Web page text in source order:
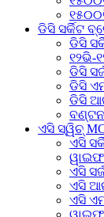
ଡିସି ସର୍କିଟ
ଡିସି
୧୨ଭି-
ଡିସି
ଡିସି
ଡିସି
ଏସି ସ୍ୱିଚ୍
ଏସି
ଏସି
ଏସି
ଏସି